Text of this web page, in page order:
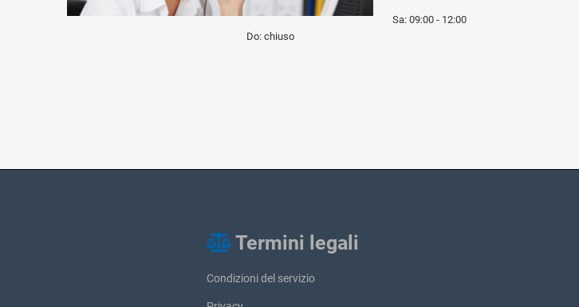
Sa: 09:00 - 12:00
Do: chiuso
Termini legali
Condizioni del servizio